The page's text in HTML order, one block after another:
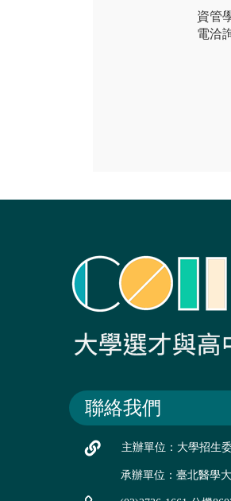
資管
電洽
聯絡我們
主辦單位：大學招生
承辦單位：臺北醫學